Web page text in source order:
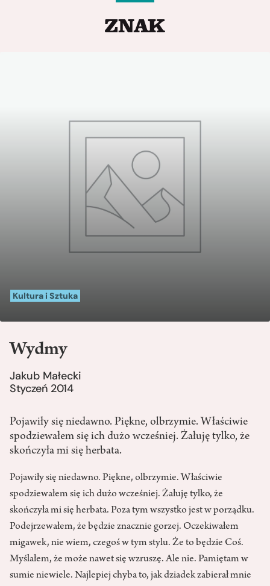
Kultura i Sztuka
Wydmy
Jakub Małecki
Styczeń 2014
Pojawiły się niedawno. Piękne, olbrzymie. Właściwie
spodziewałem się ich dużo wcześniej. Żałuję tylko, że
skończyła mi się herbata.
Pojawiły się niedawno. Piękne, olbrzymie. Właściwie
spodziewałem się ich dużo wcześniej. Żałuję tylko, że
skończyła mi się herbata. Poza tym wszystko jest w porządku.
Podejrzewałem, że będzie znacznie gorzej. Oczekiwałem
migawek, nie wiem, czegoś w tym stylu. Że to będzie Coś.
Myślałem, że może nawet się wzruszę. Ale nie. Pamiętam w
sumie niewiele. Najlepiej chyba to, jak dziadek zabierał mnie